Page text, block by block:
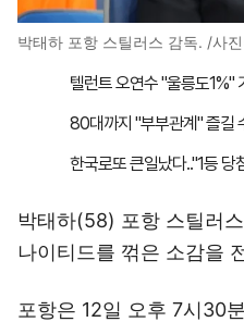
박태하 포항 스틸러스 감독. /사
박태하(58) 포항 스틸러
나이티드를 꺾은 소감을
포항은 12일 오후 7시30